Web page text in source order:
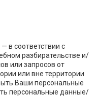
в соответствии с
разбирательстве и/
или запросов от
или вне территории
Ваши персональные
персональные данные/